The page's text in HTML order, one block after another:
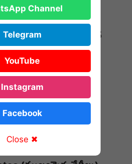
పరీక్ష మరియు ఇంటర్వ్యూ
(అప్లికేషన్ ఫీజు)
/ OBC:₹750
Nil (ఫీజు లేదు)
Online
Channel
Telegram
YouTube
Instagram
Facebook
Close ✖